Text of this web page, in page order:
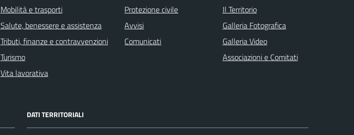
Mobilità e trasporti
Salute, benessere e assistenza
Tributi, finanze e contravvenzioni
Turismo
Vita lavorativa
Protezione civile
Avvisi
Comunicati
Il Territorio
Galleria Fotografica
Galleria Video
Associazioni e Comitati
DATI TERRITORIALI